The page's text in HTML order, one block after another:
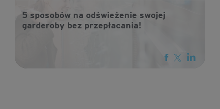
5 sposobów na odświeżenie swojej
garderoby bez przepłacania!